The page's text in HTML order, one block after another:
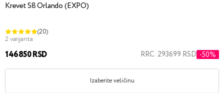
Krevet S8 Orlando (EXPO)
(20)
2 varijanta
146850 RSD RRC: 293699 RSD -50%
Izaberite veličinu